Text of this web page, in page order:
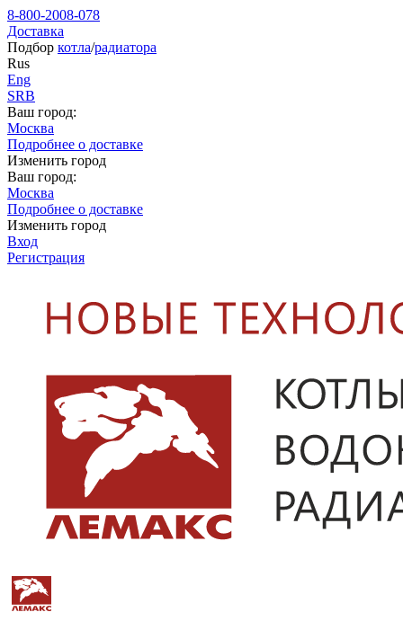
8-800-2008-078
Доставка
Подбор котла/радиатора
Rus
Eng
SRB
Ваш город:
Москва
Подробнее о доставке
Изменить город
Ваш город:
Москва
Подробнее о доставке
Изменить город
Вход
Регистрация